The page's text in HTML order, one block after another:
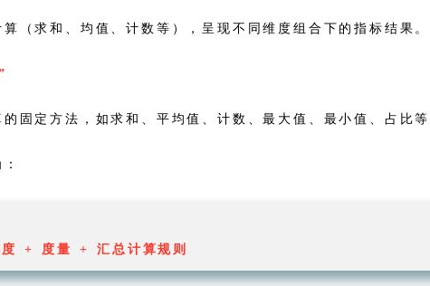
算（求和、均值、计数等），呈现不同维度组合下的指标结果。
固定方法，如求和、平均值、计数、最大值、最小值、占比等
+ 度量 + 汇总计算规则